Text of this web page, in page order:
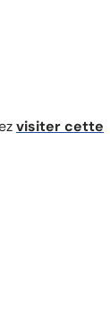
visiter cette